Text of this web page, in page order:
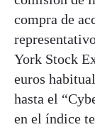
compra de
York Stock
euros
hasta el
en el índice